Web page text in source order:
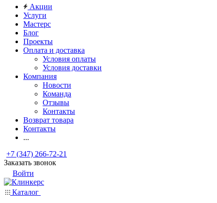
Акции
Услуги
Мастерс
Блог
Проекты
Оплата и доставка
Условия оплаты
Условия доставки
Компания
Новости
Команда
Отзывы
Контакты
Возврат товара
Контакты
...
+7 (347) 266-72-21
Заказать звонок
Войти
Каталог